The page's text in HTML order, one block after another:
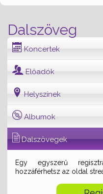
Dalszöveg
Koncertek
Előadók
Helyszínek
Albumok
Dalszövegek
Egy egyszerű
hozzáférhetsz az oldal